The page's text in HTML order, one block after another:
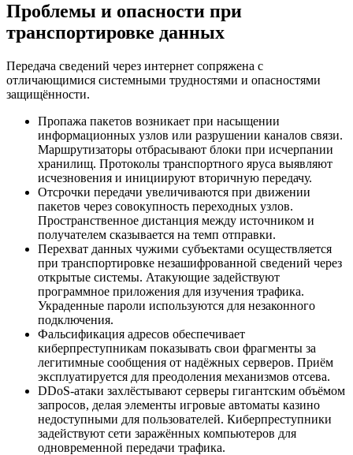
Проблемы и опасности при
транспортировке данных
Передача сведений через интернет сопряжена с
отличающимися системными трудностями и опасностями
защищённости.
Пропажа пакетов возникает при насыщении
информационных узлов или разрушении каналов связи.
Маршрутизаторы отбрасывают блоки при исчерпании
хранилищ. Протоколы транспортного яруса выявляют
исчезновения и инициируют вторичную передачу.
Отсрочки передачи увеличиваются при движении
пакетов через совокупность переходных узлов.
Пространственное дистанция между источником и
получателем сказывается на темп отправки.
Перехват данных чужими субъектами осуществляется
при транспортировке незашифрованной сведений через
открытые системы. Атакующие задействуют
программное приложения для изучения трафика.
Украденные пароли используются для незаконного
подключения.
Фальсификация адресов обеспечивает
киберпреступникам показывать свои фрагменты за
легитимные сообщения от надёжных серверов. Приём
эксплуатируется для преодоления механизмов отсева.
DDoS-атаки захлёстывают серверы гигантским объёмом
запросов, делая элементы игровые автоматы казино
недоступными для пользователей. Киберпреступники
задействуют сети заражённых компьютеров для
одновременной передачи трафика.